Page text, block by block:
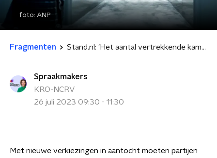
foto: ANP
Fragmenten Stand.nl: 'Het aantal vertrekkende kamerleden begint zorgelijk te worden'
Spraakmakers
KRO-NCRV
26 juli 2023 09:30 - 11:30
Met nieuwe verkiezingen in aantocht moeten partijen